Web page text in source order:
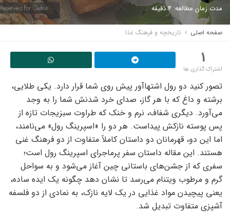
مدت زمان مطالعه: 4 دقیقه
صفحه اصلی تاریخچه و فرهنگ غذا
1
اشتراک گذاری ها
تصور کنید دو رول اشتها‌آور پیش روی شما قرار دارد. یکی طلایی،
برشته و داغ که با هر گاز، صدای خرد شدنش شما را به وجد
می‌آورد. دیگری شفاف، نرم و خنک که طراوت سبزیجات تازه از
پس پوسته نازکش پیداست. هر دو را «اسپرینگ رول» می‌نامند،
اما این دو، قهرمانان دو داستان کاملاً متفاوت از دو فرهنگ غنی
هستند. این مقاله داستان سفر پرماجرای اسپرینگ رول است؛
سفری که از جشن‌های باستانی چین آغاز می‌شود و به سواحل
گرم و مرطوب ویتنام می‌رسد تا نشان دهد چگونه یک ایده ساده،
یعنی پیچیدن مواد غذایی در یک لایه نازک، به نمادی از دو فلسفه
آشپزی متفاوت تبدیل شد.